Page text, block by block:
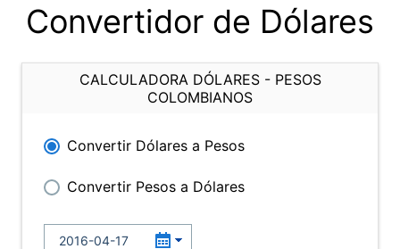
Convertidor de Dólares
CALCULADORA DÓLARES - PESOS
COLOMBIANOS
Convertir Dólares a Pesos
Convertir Pesos a Dólares